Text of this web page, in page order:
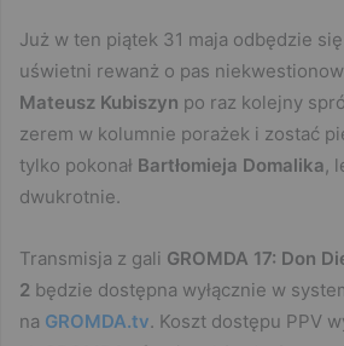
Już w ten piątek 31 maja odbędzie się
uświetni rewanż o pas
Mateusz Kubiszyn po raz kolejny
zerem w kolumnie porażek i zostać
tylko pokonał Bartłomieja Domalika,
dwukrotnie.
Transmisja z gali GROMDA 17: Don
2 będzie dostępna wyłącznie w
na GROMDA.tv. Koszt dostępu PPV